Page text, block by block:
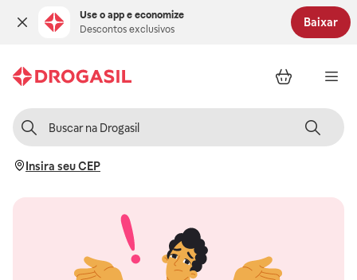
Use o app e economize
Descontos exclusivos
Baixar
Insira seu CEP